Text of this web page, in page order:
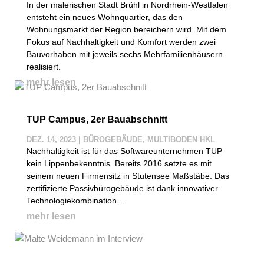
In der malerischen Stadt Brühl in Nordrhein-Westfalen
entsteht ein neues Wohnquartier, das den
Wohnungsmarkt der Region bereichern wird. Mit dem
Fokus auf Nachhaltigkeit und Komfort werden zwei
Bauvorhaben mit jeweils sechs Mehrfamilienhäusern
realisiert.
mehr lesen
TUP Campus, 2er Bauabschnitt
DEZ. 14, 2023| BÜROGEBÄUDE, MULTIBODEN HKL
Nachhaltigkeit ist für das Softwareunternehmen TUP
kein Lippenbekenntnis. Bereits 2016 setzte es mit
seinem neuen Firmensitz in Stutensee Maßstäbe. Das
zertifizierte Passivbürogebäude ist dank innovativer
Technologiekombination…
mehr lesen